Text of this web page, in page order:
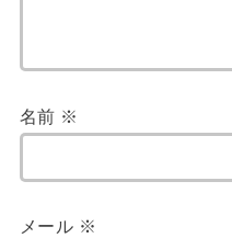
名前 ※
メール ※